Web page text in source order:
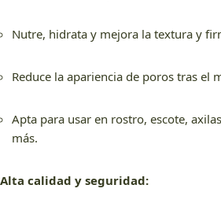
Nutre, hidrata y mejora la textura y
Reduce la apariencia de poros tras el
Apta para usar en rostro, escote,
más.
Alta calidad y seguridad: